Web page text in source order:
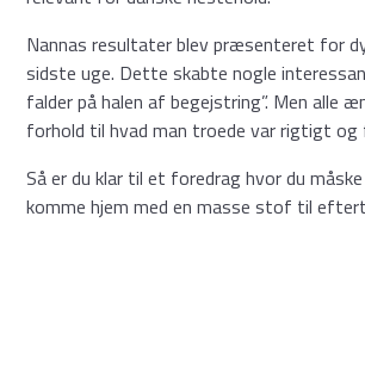
Nannas resultater blev præsenteret for
sidste uge. Dette skabte nogle
falder på halen af begejstring”. Men alle
forhold til hvad man troede var rigtigt
Så er du klar til et foredrag hvor du
komme hjem med en masse stof til